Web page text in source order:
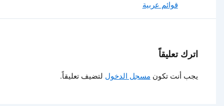
قوائم عربية
اترك تعليقاً
يجب أنت تكونمسجل الدخول لتضيف تعليقاً.